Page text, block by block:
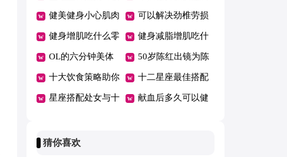
速瘦身 事项
健美健身小心肌肉
拉伤
可以解决劲椎劳损
的健身操
健身增肌吃什么零
食好
健身减脂增肌吃什
么
OL的六分钟美体
健身操
50岁陈红出镜为陈
凯歌庆生身段仍像
20岁少女健身真的
十大饮食策略助你
冬季瘦身
十二星座最佳搭配
星座搭配处女与十 献血后多久可以健
猜你喜欢